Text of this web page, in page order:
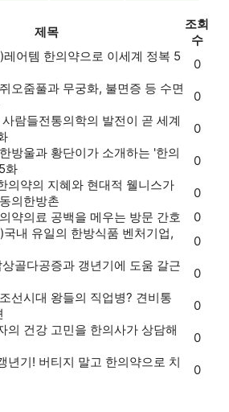
제목
조회
수
레어템 한의약으로 이세계 정복 5
0
쥐오줌풀과 무궁화, 불면증 등 수면
0
람들전통의학의 발전이 곧 세계
0
한방울과 황단이가 소개하는 '한의
화
0
의약의 지혜와 현대적 웰니스가
의한방촌
0
약의료 공백을 메우는 방문 간호
0
국내 유일의 한방식품 벤처기업,
0
상골다공증과 갱년기에 도움 갈근
0
조선시대 왕들의 직업병? 견비통
0
의 건강 고민을 한의사가 상담해
0
년기! 버티지 말고 한의약으로 치
0